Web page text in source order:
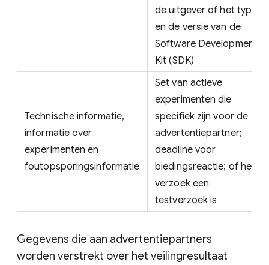
de uitgever of het type
en de versie van de
Software Development
Kit (SDK)
Technische informatie,
informatie over
experimenten en
foutopsporingsinformatie
Set van actieve
experimenten die
specifiek zijn voor de
advertentiepartner;
deadline voor
biedingsreactie; of het
verzoek een
testverzoek is
Gegevens die aan advertentiepartners
worden verstrekt over het veilingresultaat